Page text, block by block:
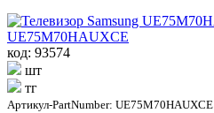
UE75M70HAUXCE
код: 93574
шт
тг
Артикул-PartNumber: UE75M70HAUXCE